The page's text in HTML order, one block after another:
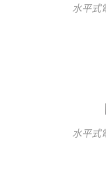
水平式
水平式